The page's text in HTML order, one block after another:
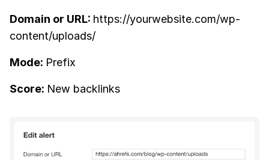
Domain or URL: https://yourwebsite.com/wp-
content/uploads/
Mode: Prefix
Score: New backlinks